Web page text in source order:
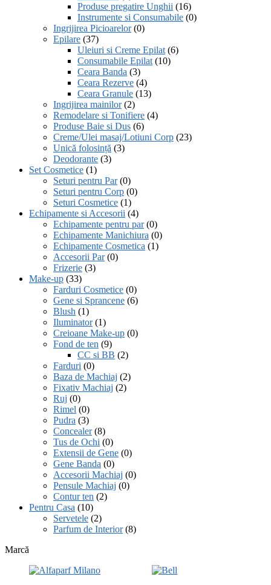
Produse pregatire Unghii (16)
Instrumente si Consumabile (0)
Ingrijirea Picioarelor (0)
Epilare (37)
Uleiuri si Creme Epilat (6)
Consumabile Epilat (10)
Ceara Banda (3)
Ceara Rezerve (4)
Ceara Granule (13)
Ingrijirea mainilor (2)
Remodelare si Tonifiere (4)
Produse Baie si Dus (6)
Creme/Ulei masaj/Lotiuni Corp (23)
Unică folosință (3)
Deodorante (3)
Set Cosmetice (1)
Seturi pentru Par (0)
Seturi pentru Corp (0)
Seturi Cosmetice (1)
Echipamente si Accesorii (4)
Echipamente pentru par (0)
Echipamente Manichiura (0)
Echipamente Cosmetica (1)
Accesorii Par (0)
Frizerie (3)
Make-up (33)
Farduri Cosmetice (0)
Gene si Sprancene (6)
Blush (1)
Iluminator (1)
Creioane Make-up (0)
Fond de ten (9)
CC si BB (2)
Farduri (0)
Baza de Machiaj (2)
Fixativ Machiaj (2)
Ruj (0)
Rimel (0)
Pudra (3)
Concealer (8)
Tus de Ochi (0)
Extensii de Gene (0)
Gene Banda (0)
Accesorii Machiaj (0)
Pensule Machiaj (0)
Contur ten (2)
Pentru Casa (10)
Servetele (2)
Parfum de Interior (8)
Marcă